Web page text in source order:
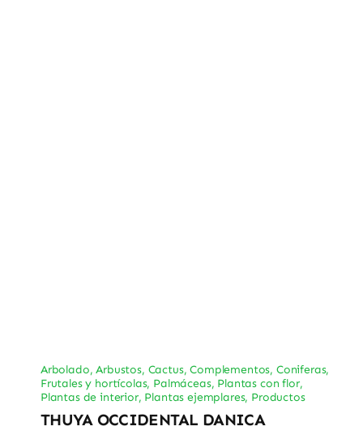
Arbolado,Arbustos, Cactus,Complementos, Coniferas,
Frutales y hortícolas, Palmáceas, Plantas con flor,
Plantas de interior, Plantas ejemplares, Productos
THUYA OCCIDENTAL DANICA